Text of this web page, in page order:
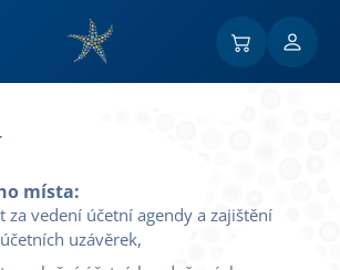
místa:
za vedení účetní agendy a zajištění
uzávěrek,